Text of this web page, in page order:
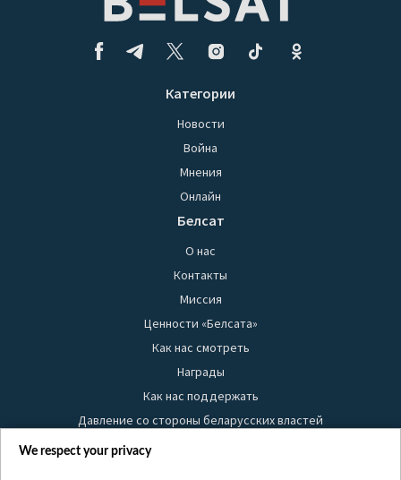
Категории
Новости
Война
Мнения
Онлайн
Белсат
О нас
Контакты
Миссия
Ценности «Белсата»
Как нас смотреть
Награды
Как нас поддержать
Давление со стороны беларусских властей
Правила использования материалов
We respect your privacy